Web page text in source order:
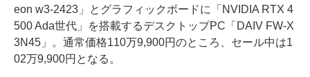
eon w3-2423」とグラフィックボードに「NVIDIA RTX 4
500 Ada世代」を搭載するデスクトップPC「DAIV FW-X
3N45」。通常価格110万9,900円のところ、セール中は1
02万9,900円となる。